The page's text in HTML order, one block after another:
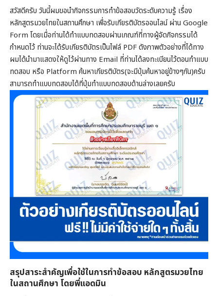
สวัสดีครับ วันนี้ผมขอนำกิจกรรมการทำข้อสอบวัดระดับความรู้ เรื่อง
หลักสูตรมวยไทยในสถานศึกษา เพื่อรับเกียรติบัตรออนไลน์ ผ่าน Google
Form โดยเมื่อท่านได้ทำแบบทดสอบผ่านเกณฑ์ที่ทางผู้จัดกิจกรรมได้
กำหนดไว้ ท่านจะได้รับเกียรติบัตรเป็นไฟล์ PDF ดังภาพตัวอย่างที่ได้ทาง
ผมได้นำมาแสดงให้ดูไว้ผ่านทาง Email ที่ท่านได้ลงทะเบียนไว้ตอนทำแบบ
ทดสอบ หรือ Platform ค้นหาเกียรติบัตร(จะมีปุ่มค้นหาอยู่ข้างๆกัน)ครับ
สามารถทำแบบทดสอบได้ที่ปุ่มทำแบบทดสอบด้านล่างเลยครับ
สรุปสาระสำคัญเพื่อใช้ในการทำข้อสอบ หลักสูตรมวยไทย
ในสถานศึกษา โดยพี่แอดมิน